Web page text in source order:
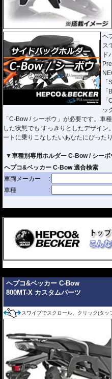
ヘ
ス
ド
ッ
「C-Bow / シーボウ」が必要です。車
した状態でも すっきりとしたデザイ
ートに乗りこなしたいあなたにぴった
▼車種別専用ホルダー C-Bow / シーボ
ヘプコ&ベッカー C-Bow
800MT-X カスタムパーツ
スワイプでスクロール、クリック(タッ